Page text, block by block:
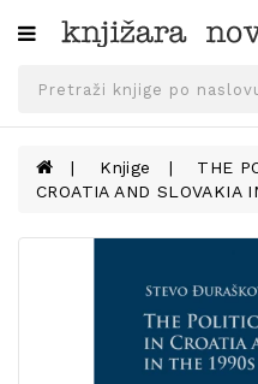
Kategorije
SVEUČILIŠNA
UDŽBENICI
Knjige
THE
CROATIA AND SLOVAKIA